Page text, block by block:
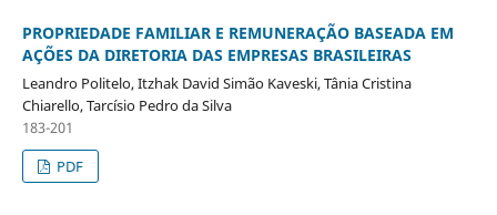
PROPRIEDADE FAMILIAR E REMUNERAÇÃO BASEADA EM
AÇÕES DA DIRETORIA DAS EMPRESAS BRASILEIRAS
Leandro Politelo, Itzhak David Simão Kaveski, Tânia Cristina
Chiarello, Tarcísio Pedro da Silva
183-201
PDF